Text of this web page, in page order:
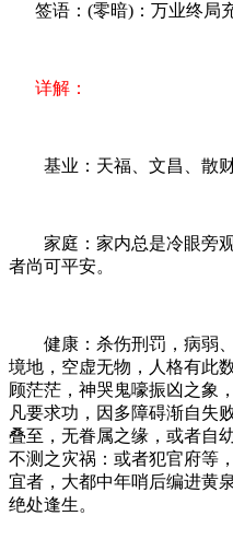
签语：(零暗)：万业终局
详解：
基业：天福、文昌、散财
家庭：家内总是冷眼旁观
者尚可平安。
健康：杀伤刑罚，病弱、
境地，空虚无物，人格有此
顾茫茫，神哭鬼嚎振凶之象
凡要求功，因多障碍渐自失
叠至，无眷属之缘，或者自
不测之灾祸：或者犯官府等
宜者，大都中年哨后编进黄
绝处逢生。